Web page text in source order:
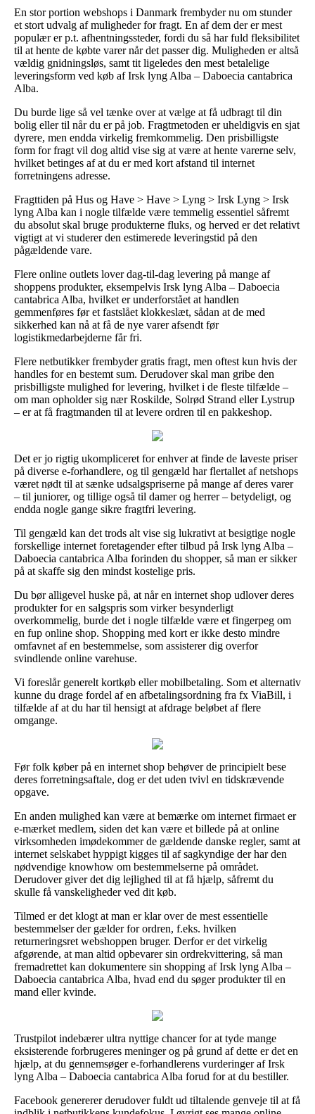
En stor portion webshops i Danmark frembyder nu om stunder
et stort udvalg af muligheder for fragt. En af dem der er mest
populær er p.t. afhentningssteder, fordi du så har fuld fleksibilitet
til at hente de købte varer når det passer dig. Muligheden er altså
vældig gnidningsløs, samt tit ligeledes den mest betalelige
leveringsform ved køb af Irsk lyng Alba – Daboecia cantabrica
Alba.
Du burde lige så vel tænke over at vælge at få udbragt til din
bolig eller til når du er på job. Fragtmetoden er uheldigvis en sjat
dyrere, men endda virkelig fremkommelig. Den prisbilligste
form for fragt vil dog altid vise sig at være at hente varerne selv,
hvilket betinges af at du er med kort afstand til internet
forretningens adresse.
Fragttiden på Hus og Have > Have > Lyng > Irsk Lyng > Irsk
lyng Alba kan i nogle tilfælde være temmelig essentiel såfremt
du absolut skal bruge produkterne fluks, og herved er det relativt
vigtigt at vi studerer den estimerede leveringstid på den
pågældende vare.
Flere online outlets lover dag-til-dag levering på mange af
shoppens produkter, eksempelvis Irsk lyng Alba – Daboecia
cantabrica Alba, hvilket er underforstået at handlen
gemmenføres før et fastslået klokkeslæt, sådan at de med
sikkerhed kan nå at få de nye varer afsendt før
logistikmedarbejderne får fri.
Flere netbutikker frembyder gratis fragt, men oftest kun hvis der
handles for en bestemt sum. Derudover skal man gribe den
prisbilligste mulighed for levering, hvilket i de fleste tilfælde –
om man opholder sig nær Roskilde, Solrød Strand eller Lystrup
– er at få fragtmanden til at levere ordren til en pakkeshop.
Det er jo rigtig ukompliceret for enhver at finde de laveste priser
på diverse e-forhandlere, og til gengæld har flertallet af netshops
været nødt til at sænke udsalgspriserne på mange af deres varer
– til juniorer, og tillige også til damer og herrer – betydeligt, og
endda nogle gange sikre fragtfri levering.
Til gengæld kan det trods alt vise sig lukrativt at besigtige nogle
forskellige internet foretagender efter tilbud på Irsk lyng Alba –
Daboecia cantabrica Alba forinden du shopper, så man er sikker
på at skaffe sig den mindst kostelige pris.
Du bør alligevel huske på, at når en internet shop udlover deres
produkter for en salgspris som virker besynderligt
overkommelig, burde det i nogle tilfælde være et fingerpeg om
en fup online shop. Shopping med kort er ikke desto mindre
omfavnet af en bestemmelse, som assisterer dig overfor
svindlende online varehuse.
Vi foreslår generelt kortkøb eller mobilbetaling. Som et alternativ
kunne du drage fordel af en afbetalingsordning fra fx ViaBill, i
tilfælde af at du har til hensigt at afdrage beløbet af flere
omgange.
Før folk køber på en internet shop behøver de principielt bese
deres forretningsaftale, dog er det uden tvivl en tidskrævende
opgave.
En anden mulighed kan være at bemærke om internet firmaet er
e-mærket medlem, siden det kan være et billede på at online
virksomheden imødekommer de gældende danske regler, samt at
internet selskabet hyppigt kigges til af sagkyndige der har den
nødvendige knowhow om bestemmelserne på området.
Derudover giver det dig lejlighed til at få hjælp, såfremt du
skulle få vanskeligheder ved dit køb.
Tilmed er det klogt at man er klar over de mest essentielle
bestemmelser der gælder for ordren, f.eks. hvilken
returneringsret webshoppen bruger. Derfor er det virkelig
afgørende, at man altid opbevarer sin ordrekvittering, så man
fremadrettet kan dokumentere sin shopping af Irsk lyng Alba –
Daboecia cantabrica Alba, hvad end du søger produkter til en
mand eller kvinde.
Trustpilot indebærer ultra nyttige chancer for at tyde mange
eksisterende forbrugeres meninger og på grund af dette er det en
hjælp, at du gennemsøger e-forhandlerens vurderinger af Irsk
lyng Alba – Daboecia cantabrica Alba forud for at du bestiller.
Facebook genererer derudover fuldt ud tiltalende genveje til at få